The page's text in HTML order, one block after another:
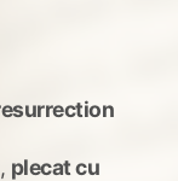
, plecat cu